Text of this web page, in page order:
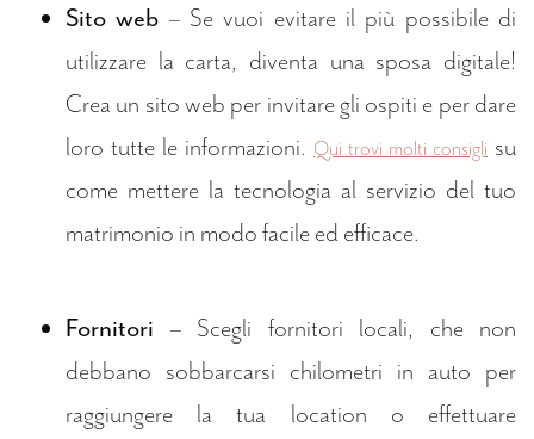
Sito web – Se vuoi evitare il più possibile di
utilizzare la carta, diventa una sposa digitale!
Crea un sito web per invitare gli ospiti e per dare
loro tutte le informazioni. Qui trovi molti consigli su
come mettere la tecnologia al servizio del tuo
matrimonio in modo facile ed efficace.
Fornitori – Scegli fornitori locali, che non
debbano sobbarcarsi chilometri in auto per
raggiungere la tua location o effettuare